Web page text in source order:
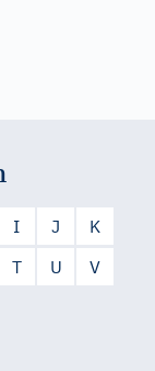
I J
K
T U
V